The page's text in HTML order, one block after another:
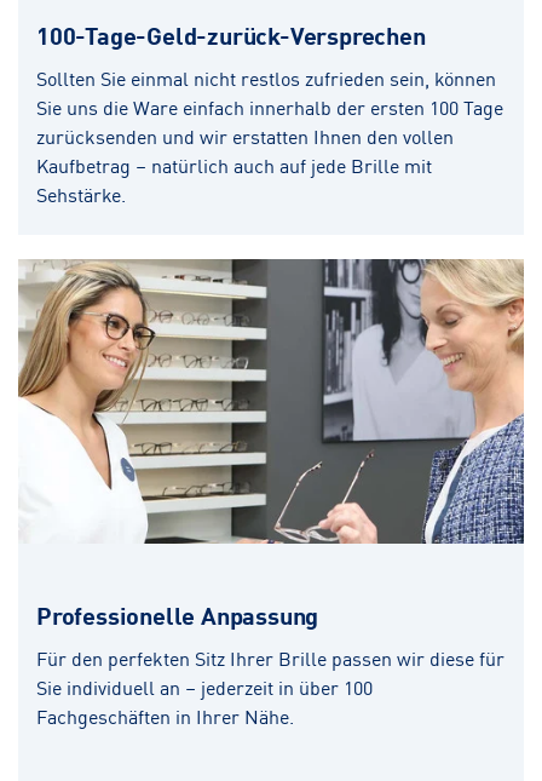
100-Tage-Geld-zurück-Versprechen
Sollten Sie einmal nicht restlos zufrieden sein, können
Sie uns die Ware einfach innerhalb der ersten 100 Tage
zurücksenden und wir erstatten Ihnen den vollen
Kaufbetrag – natürlich auch auf jede Brille mit
Sehstärke.
Professionelle Anpassung
Für den perfekten Sitz Ihrer Brille passen wir diese für
Sie individuell an – jederzeit in über 100
Fachgeschäften in Ihrer Nähe.